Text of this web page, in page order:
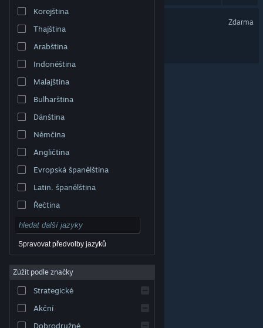
Mobilní aplikace služby Steam
Desktopová verze stránky
© Valve Corporation. Všechna práva vyhrazena.
příslušných subjektů v USA a dalších zemích.
Smlouva o užívání služby Steam
Cookies
Korejština
Thajština
Arabština
Indonéština
Malajština
Bulharština
Dánština
Němčina
Angličtina
Evropská španělština
Latin. španělština
Řečtina
Spravovat předvolby jazyků
Zúžit podle značky
Strategické
Akční
Dobrodružné
Zdarma